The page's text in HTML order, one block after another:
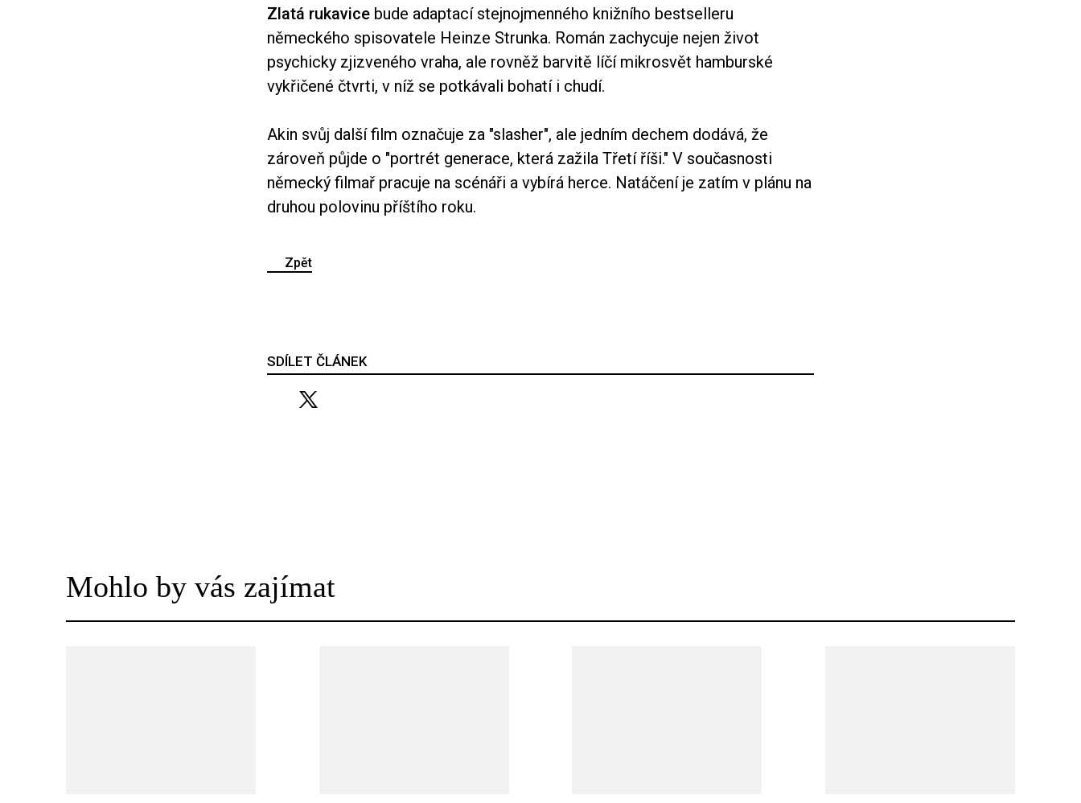
Zlatá rukavice bude adaptací stejnojmenného knižního bestselleru
německého spisovatele Heinze Strunka. Román zachycuje nejen život
psychicky zjizveného vraha, ale rovněž barvitě líčí mikrosvět hamburské
vykřičené čtvrti, v níž se potkávali bohatí i chudí.
Akin svůj další film označuje za "slasher", ale jedním dechem dodává, že
zároveň půjde o "portrét generace, která zažila Třetí říši." V současnosti
německý filmař pracuje na scénáři a vybírá herce. Natáčení je zatím v plánu na
druhou polovinu příštího roku.
Zpět
SDÍLET ČLÁNEK
Mohlo by vás zajímat